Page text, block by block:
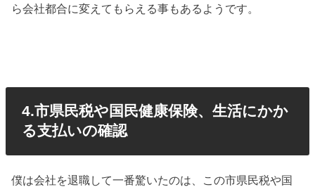
ら会社都合に変えてもらえる事もあるようです。
4.市県民税や国民健康保険、生活にかか
る支払いの確認
僕は会社を退職して一番驚いたのは、この市県民税や国